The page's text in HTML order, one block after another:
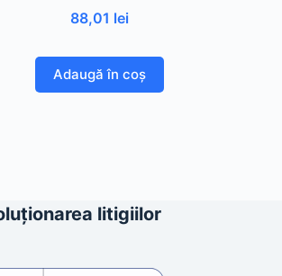
88,01 lei
Adaugă în coș
litigiilor